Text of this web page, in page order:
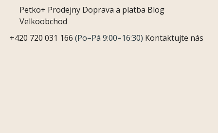
Petko+ Prodejny Doprava a platba Blog
Velkoobchod
+420 720 031 166 (Po–Pá 9:00–16:30) Kontaktujte nás